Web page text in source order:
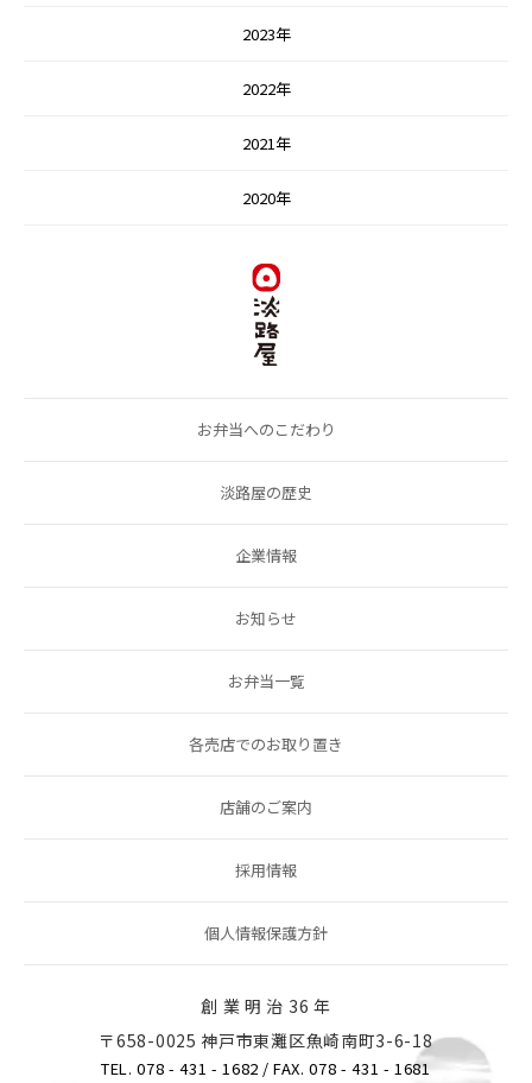
2023年
2022年
2021年
2020年
お弁当へのこだわり
淡路屋の歴史
企業情報
お知らせ
お弁当一覧
各売店でのお取り置き
店舗のご案内
採用情報
個人情報保護方針
創 業 明 治 36 年
〒658-0025 神戸市東灘区魚崎南町3-6-18
TEL. 078 - 431 - 1682 / FAX. 078 - 431 - 1681